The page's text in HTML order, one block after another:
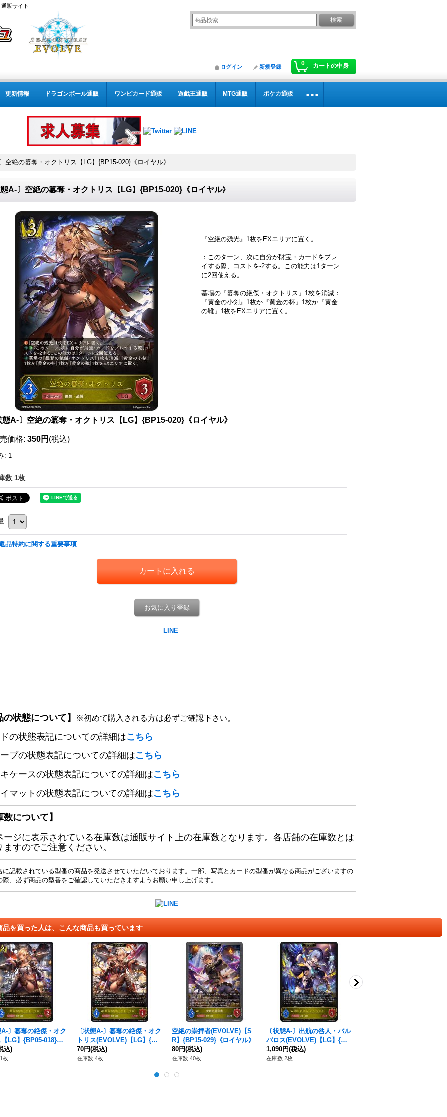
販サイト
0 カートの中身
ログイン 新規登録
更新情報 ドラゴンボール通販 ワンピカード通販 遊戯王通販 MTG通販 ポケカ通販
空絶の簒奪・オクトリス【LG】{BP15-020}《ロイヤル》
A-〕空絶の簒奪・オクトリス【LG】{BP15-020}《ロイヤル》
『空絶の残光』1枚をEXエリアに置く。
：このターン、次に自分が財宝・カードをプレ
イする際、コストを-2する。この能力は1ターン
に2回使える。
墓場の『簒奪の絶傑・オクトリス』1枚を消滅：
『黄金の小剣』1枚か『黄金の杯』1枚か『黄金
の靴』1枚をEXエリアに置く。
態A-〕空絶の簒奪・オクトリス【LG】{BP15-020}《ロイヤル》
価格: 350円 (税込)
: 1
数 1枚
:
品特約に関する重要事項
お気に入り登録
の状態について】 ※初めて購入される方は必ずご確認下さい。
の状態表記についての詳細はこちら
ブの状態表記についての詳細はこちら
ケースの状態表記についての詳細はこちら
マットの状態表記についての詳細はこちら
数について】
ージに表示されている在庫数は通販サイト上の在庫数となります。各店舗の在庫数とは
ますのでご注意ください。
記載されている型番の商品を発送させていただいております。一部、写真とカードの型番が異なる商品がございますの
際、必ず商品の型番をご確認していただきますようお願い申し上げます。
品を買った人は、こんな商品も買っています
〕簒奪の絶傑・オク
【LG】{BP05-018}
ル》
込)
枚
〔状態A-〕簒奪の絶傑・オク
トリス(EVOLVE)【LG】{BP
05-019}《ロイヤル》
70円(税込)
在庫数 4枚
空絶の崇拝者(EVOLVE)【S
R】{BP15-029}《ロイヤル》
80円(税込)
在庫数 40枚
〔状態A-〕出航の咎人・バル
バロス(EVOLVE)【LG】{BP
19-020}《ロイヤル》
1,090円(税込)
在庫数 2枚